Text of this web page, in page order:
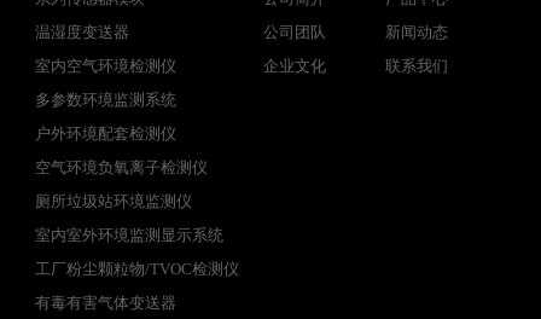
温湿度变送器
室内空气环境检测仪
多参数环境监测系统
户外环境配套检测仪
空气环境负氧离子检测仪
厕所垃圾站环境监测仪
室内室外环境监测显示系统
工厂粉尘颗粒物/TVOC检测仪
有毒有害气体变送器
公司团队
企业文化
新闻动态
联系我们